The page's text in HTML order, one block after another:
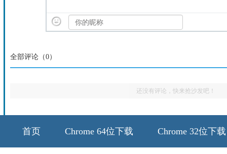
全部评论（0）
还没有评论，快来抢沙发吧！
首页 Chrome 64位下载 Chrome 32位下载